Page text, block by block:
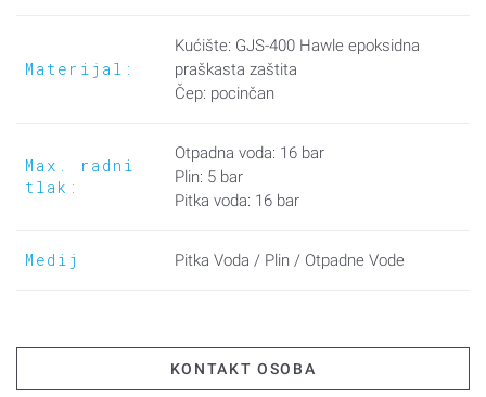
Materijal:
Kućište: GJS-400 Hawle epoksidna
praškasta zaštita
Čep: pocinčan
Max. radni
tlak:
Otpadna voda: 16 bar
Plin: 5 bar
Pitka voda: 16 bar
Medij Pitka Voda / Plin / Otpadne Vode
KONTAKT OSOBA